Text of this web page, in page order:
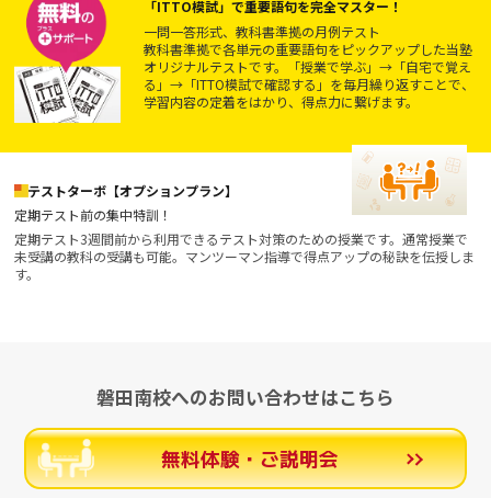
「ITTO模試」で重要語句を完全マスター！
一問一答形式、教科書準拠の月例テスト
教科書準拠で各単元の重要語句をピックアップした当塾
オリジナルテストです。「授業で学ぶ」→「自宅で覚え
る」→「ITTO模試で確認する」を毎月繰り返すことで、
学習内容の定着をはかり、得点力に繋げます。
テストターボ【オプションプラン】
定期テスト前の集中特訓！
定期テスト3週間前から利用できるテスト対策のための授業です。通常授業で
未受講の教科の受講も可能。マンツーマン指導で得点アップの秘訣を伝授しま
す。
磐田南校へのお問い合わせはこちら
無料体験・ご説明会